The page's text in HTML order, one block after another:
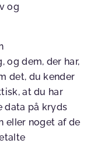
og
og dem, der har,
det, du kender
at du har
data på kryds
eller noget af de